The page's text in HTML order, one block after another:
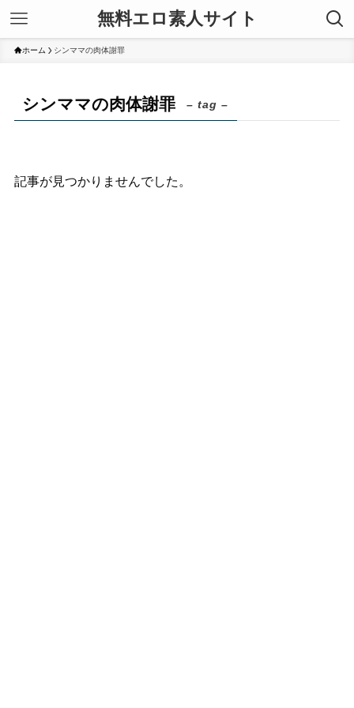
無料エロ素人サイト
ホーム シンママの肉体謝罪
シンママの肉体謝罪 – tag –
記事が見つかりませんでした。